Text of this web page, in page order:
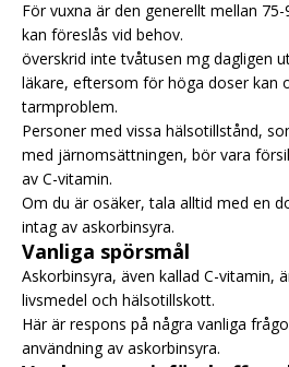
För vuxna är den generellt mellan
kan föreslås vid behov.
överskrid inte tvåtusen mg dagligen
läkare, eftersom för höga doser kan
tarmproblem.
Personer med vissa hälsotillstånd,
med järnomsättningen, bör vara
av C-vitamin.
Om du är osäker, tala alltid med en
intag av askorbinsyra.
Vanliga spörsmål
Askorbinsyra, även kallad C-vitamin,
livsmedel och hälsotillskott.
Här är respons på några vanliga
användning av askorbinsyra.